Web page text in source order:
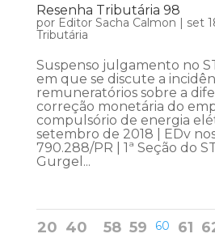
Resenha Tributária 98
por Editor Sacha Calmon set
Tributária
Suspenso julgamento no
em que se discute a
remuneratórios sobre a
correção monetária do
compulsório de energia
setembro de 2018 | EDv
790.288/PR | 1ª Seção do
Gurgel...
20 40 58 59 60 61